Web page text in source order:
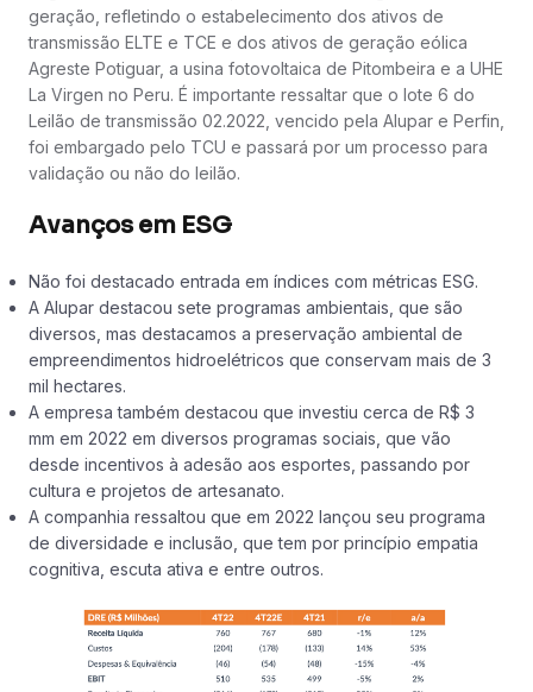
geração, refletindo o estabelecimento dos ativos de
transmissão ELTE e TCE e dos ativos de geração eólica
Agreste Potiguar, a usina fotovoltaica de Pitombeira e a UHE
La Virgen no Peru. É importante ressaltar que o lote 6 do
Leilão de transmissão 02.2022, vencido pela Alupar e Perfin,
foi embargado pelo TCU e passará por um processo para
validação ou não do leilão.
Avanços em ESG
Não foi destacado entrada em índices com métricas ESG.
A Alupar destacou sete programas ambientais, que são
diversos, mas destacamos a preservação ambiental de
empreendimentos hidroelétricos que conservam mais de 3
mil hectares.
A empresa também destacou que investiu cerca de R$ 3
mm em 2022 em diversos programas sociais, que vão
desde incentivos à adesão aos esportes, passando por
cultura e projetos de artesanato.
A companhia ressaltou que em 2022 lançou seu programa
de diversidade e inclusão, que tem por princípio empatia
cognitiva, escuta ativa e entre outros.